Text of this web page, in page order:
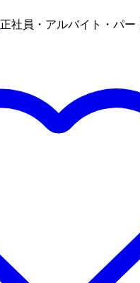
正社員・アルバイト・パー